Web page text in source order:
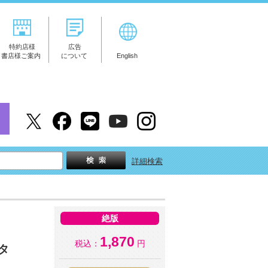
特約店様
書店様ご案内
広告
について
English
詳細検索
絶版
税込： 1,870 円